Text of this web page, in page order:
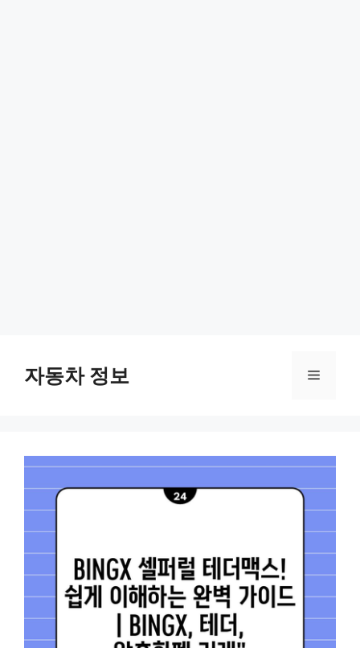
content자동차 정보 Menu